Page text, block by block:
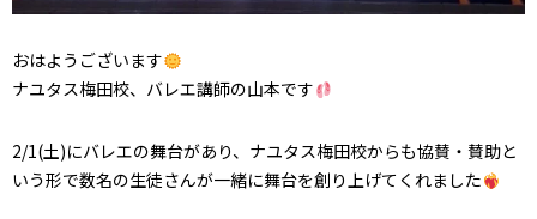
おはようございます
ナユタス梅田校、バレエ講師の山本です
2/1(土)にバレエの舞台があり、ナユタス梅田校からも協賛・賛助と
いう形で数名の生徒さんが一緒に舞台を創り上げてくれました